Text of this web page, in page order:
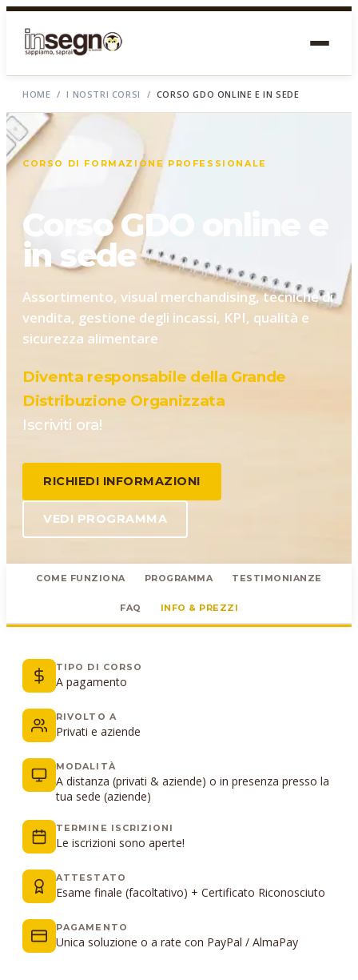
HOME / I NOSTRI CORSI / CORSO GDO ONLINE E IN SEDE
CORSO DI FORMAZIONE PROFESSIONALE
Corso GDO online e
in sede
Assortimento, visual merchandising, tecniche di
vendita, gestione degli incassi, KPI, qualità e
sicurezza alimentare
Diventa responsabile della Grande
Distribuzione Organizzata
Iscriviti ora!
RICHIEDI INFORMAZIONI
VEDI PROGRAMMA
COME FUNZIONA PROGRAMMA TESTIMONIANZE
FAQ INFO & PREZZI
TIPO DI CORSO
A pagamento
RIVOLTO A
Privati e aziende
MODALITÀ
A distanza (privati & aziende) o in presenza presso la
tua sede (aziende)
TERMINE ISCRIZIONI
Le iscrizioni sono aperte!
ATTESTATO
Esame finale (facoltativo) + Certificato Riconosciuto
PAGAMENTO
Unica soluzione o a rate con PayPal / AlmaPay